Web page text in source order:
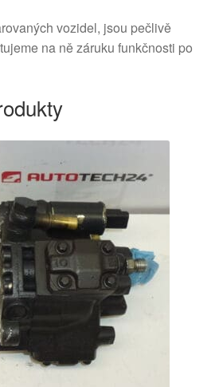
vozidel, jsou pečlivě
na ně záruku funkčnosti po